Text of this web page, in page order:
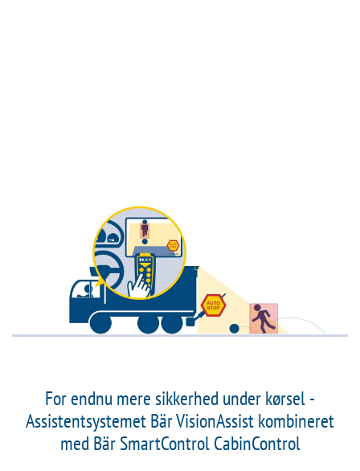
For endnu mere sikkerhed under kørsel -
Assistentsystemet Bär VisionAssist kombineret
med Bär SmartControl CabinControl